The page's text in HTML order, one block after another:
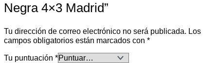
Negra 4×3 Madrid”
Tu dirección de correo electrónico no será publicada. Los
campos obligatorios están marcados con *
Tu puntuación *